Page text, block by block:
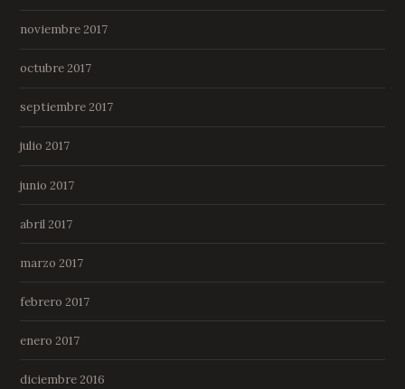
noviembre 2017
octubre 2017
septiembre 2017
julio 2017
junio 2017
abril 2017
marzo 2017
febrero 2017
enero 2017
diciembre 2016